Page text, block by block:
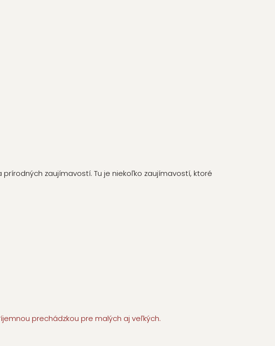
prírodných zaujímavostí. Tu je niekoľko zaujímavostí, ktoré
prechádzkou pre malých aj veľkých.